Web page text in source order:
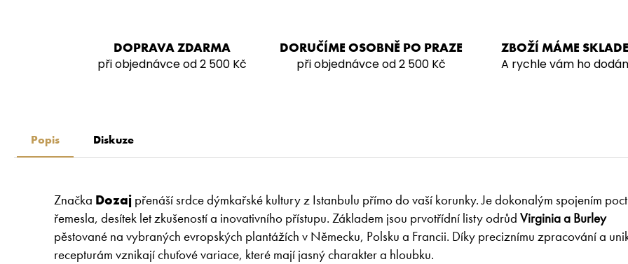
DOPRAVA ZDARMA
při objednávce od 2 500 Kč
DORUČÍME OSOBNĚ PO PRAZE
při objednávce od 2 500 Kč
ZBOŽÍ MÁME
A rychle vám ho
Popis Diskuze
Značka Dozaj přenáší srdce dýmkařské kultury z Istanbulu přímo do vaší korunky. Je dokonalým spojením
řemesla, desítek let zkušeností a inovativního přístupu. Základem jsou prvotřídní listy odrůd Virginia a Burley
pěstované na vybraných evropských plantážích v Německu, Polsku a Francii. Díky preciznímu zpracování a
recepturám vznikají chuťové variace, které mají jasný charakter a hloubku.